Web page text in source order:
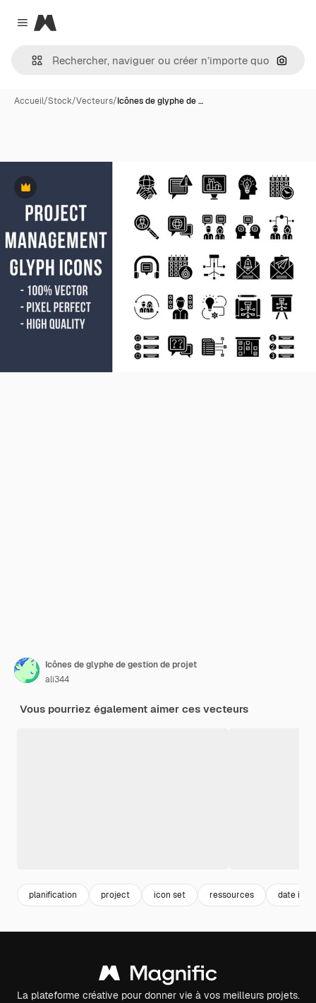
Close menu
Magnific
Accueil/Stock/Vecteurs/Icônes de glyphe de …
Premium
Icônes de glyphe de gestion de projet
ali344
Vous pourriez également aimer ces vecteurs
planification project icon set ressources date icon
La plateforme créative pour donner vie à vos meilleurs projets.